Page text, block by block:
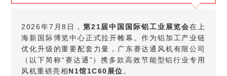
2026年7月8日，第21届中国国际铝工业展览会在上
海新国际博览中心正式拉开帷幕。作为铝加工产业链
优化升级的重要配套力量，广东赛达通风机有限公司
（以下简称“赛达通”）携多款高效节能型铝行业专用
风机重磅亮相N1馆1C60展位。